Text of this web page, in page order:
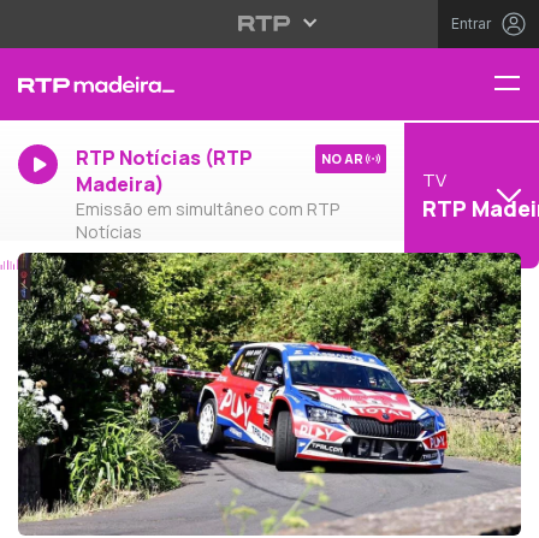
Entrar
RTP Notícias (RTP
Madeira)
Emissão em simultâneo com RTP
Notícias
NO AR
TV
RTP